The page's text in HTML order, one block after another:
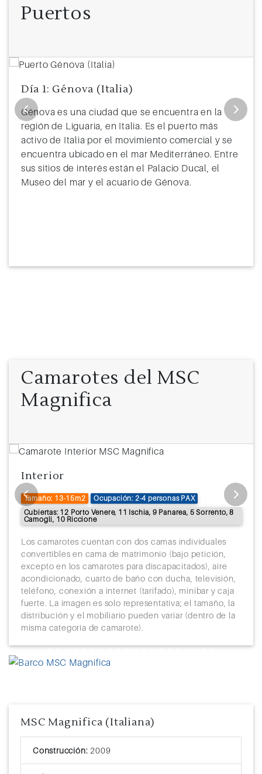
Puertos
Día 1: Génova (Italia)
Génova es una ciudad que se encuentra en la
región de Liguaria, en Italia. Es el puerto más
activo de Italia por el movimiento comercial y se
encuentra ubicado en el mar Mediterráneo. Entre
sus sitios de interés están el Palacio Ducal, el
Museo del mar y el acuario de Génova.
Camarotes del MSC
Magnifica
Interior
Tamaño: 13-15m2
Ocupación: 2-4 personas PAX
Cubiertas: 12 Porto Venere, 11 Ischia, 9 Panarea, 5 Sorrento, 8
Camogli, 10 Riccione
Los camarotes cuentan con dos camas individuales
convertibles en cama de matrimonio (bajo petición,
excepto en los camarotes para discapacitados), aire
acondicionado, cuarto de baño con ducha, televisión,
teléfono, conexión a internet (tarifado), minibar y caja
fuerte. La imagen es solo representativa; el tamaño, la
distribución y el mobiliario pueden variar (dentro de la
misma categoría de camarote).
Previous
MSC Magnifica (Italiana)
Construcción: 2009